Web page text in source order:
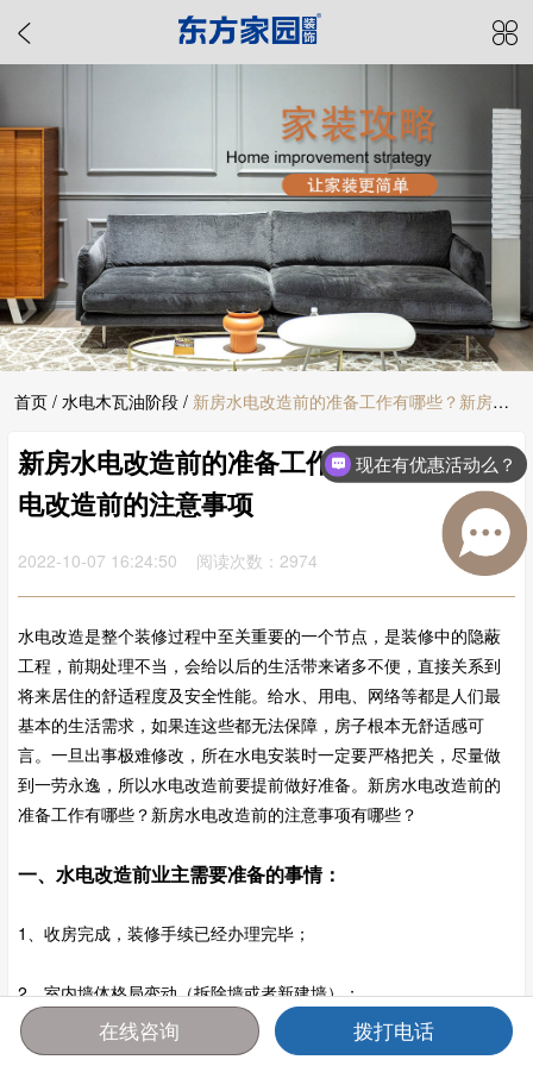
首页 / 水电木瓦油阶段 / 新房水电改造前的准备工作有哪些？新房水
电改造前的注意事项
新房水电改造前的准备工作有哪些？新房水
电改造前的注意事项
2022-10-07 16:24:50 阅读次数：2974
水电改造是整个装修过程中至关重要的一个节点，是装修中的隐蔽
工程，前期处理不当，会给以后的生活带来诸多不便，直接关系到
将来居住的舒适程度及安全性能。给水、用电、网络等都是人们最
基本的生活需求，如果连这些都无法保障，房子根本无舒适感可
言。一旦出事极难修改，所在水电安装时一定要严格把关，尽量做
到一劳永逸，所以水电改造前要提前做好准备。新房水电改造前的
准备工作有哪些？新房水电改造前的注意事项有哪些？
一、水电改造前业主需要准备的事情：
1、收房完成，装修手续已经办理完毕；
2、室内墙体格局变动（拆除墙或者新建墙）；
首页 报价 电话 咨询
现在有优惠活动么？
在线咨询 拨打电话